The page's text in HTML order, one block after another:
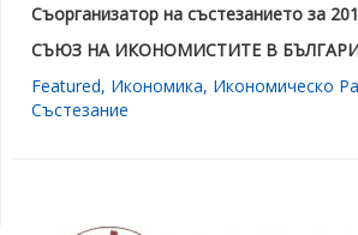
Съорганизатор на състезанието за
СЪЮЗ НА ИКОНОМИСТИТЕ В
Featured, Икономика, Икономическо
Състезание